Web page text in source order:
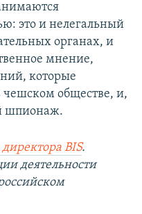
это и нелегальный
органах, и
мнение,
которые
чешском обществе, и,
шпионаж.
BIS.
деятельности